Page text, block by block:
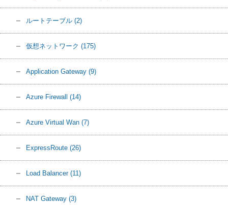
ルートテーブル (2)
仮想ネットワーク (175)
Application Gateway (9)
Azure Firewall (14)
Azure Virtual Wan (7)
ExpressRoute (26)
Load Balancer (11)
NAT Gateway (3)